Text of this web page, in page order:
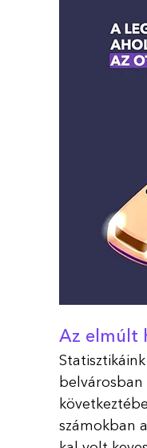
Az elmúlt
számokban